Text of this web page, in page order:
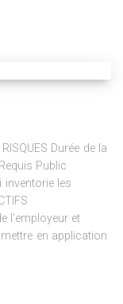
RISQUES Durée de la
Public
inventorie les
l’employeur et
en application